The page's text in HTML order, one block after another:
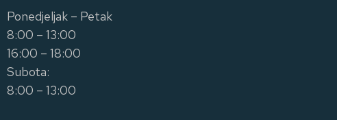
Ponedjeljak – Petak
8:00 – 13:00
16:00 – 18:00
Subota:
8:00 – 13:00